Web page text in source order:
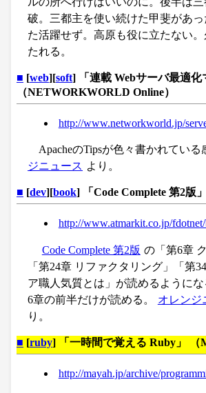
破。三都主を使い続けた甲斐があっ
た活躍せず。高原も役に立たない
たれる。
■ [web][soft] 「連載 Webサーバ最適化
（NETWORKWORLD Online）
http://www.networkworld.jp/
ApacheのTipsが色々書かれている
ジニュース より。
■ [dev][book] 「Code Complete 第2版
http://www.atmarkit.co.jp/
Code Complete 第2版 の「第6章
「第24章 リファクタリング」「第
ア職人気質とは」が読めるように
6章の前半だけが読める。
オレンジ
り。
■ [ruby] 「一時間で覚える Ruby」 （
http://mayah.jp/archive/